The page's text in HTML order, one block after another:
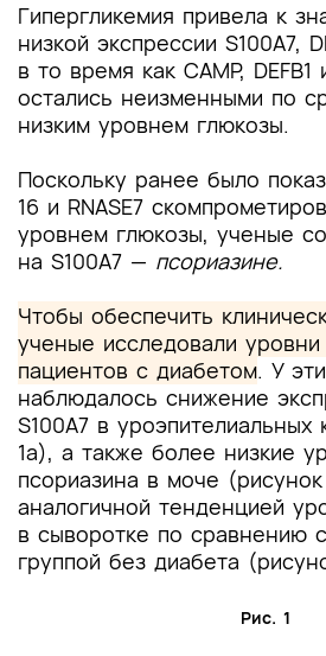
Гипергликемия привела к
низкой экспрессии S100A7,
в то время как CAMP, DEFB1
остались неизменными по
низким уровнем глюкозы.
Поскольку ранее было
16 и RNASE7
уровнем глюкозы, ученые
на S100A7 — псориазине.
Чтобы обеспечить
ученые исследовали
пациентов с диабетом. У
наблюдалось снижение
S100A7 в уроэпителиальных
1a), а также более низкие
псориазина в моче
аналогичной тенденцией
в сыворотке по сравнению
группой без диабета
Рис. 1